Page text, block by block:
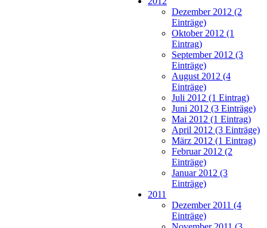
Dezember 2012 (2
Einträge)
Oktober 2012 (1
Eintrag)
September 2012 (3
Einträge)
August 2012 (4
Einträge)
Juli 2012 (1 Eintrag)
Juni 2012 (3 Einträge)
Mai 2012 (1 Eintrag)
April 2012 (3 Einträge)
März 2012 (1 Eintrag)
Februar 2012 (2
Einträge)
Januar 2012 (3
Einträge)
2011
Dezember 2011 (4
Einträge)